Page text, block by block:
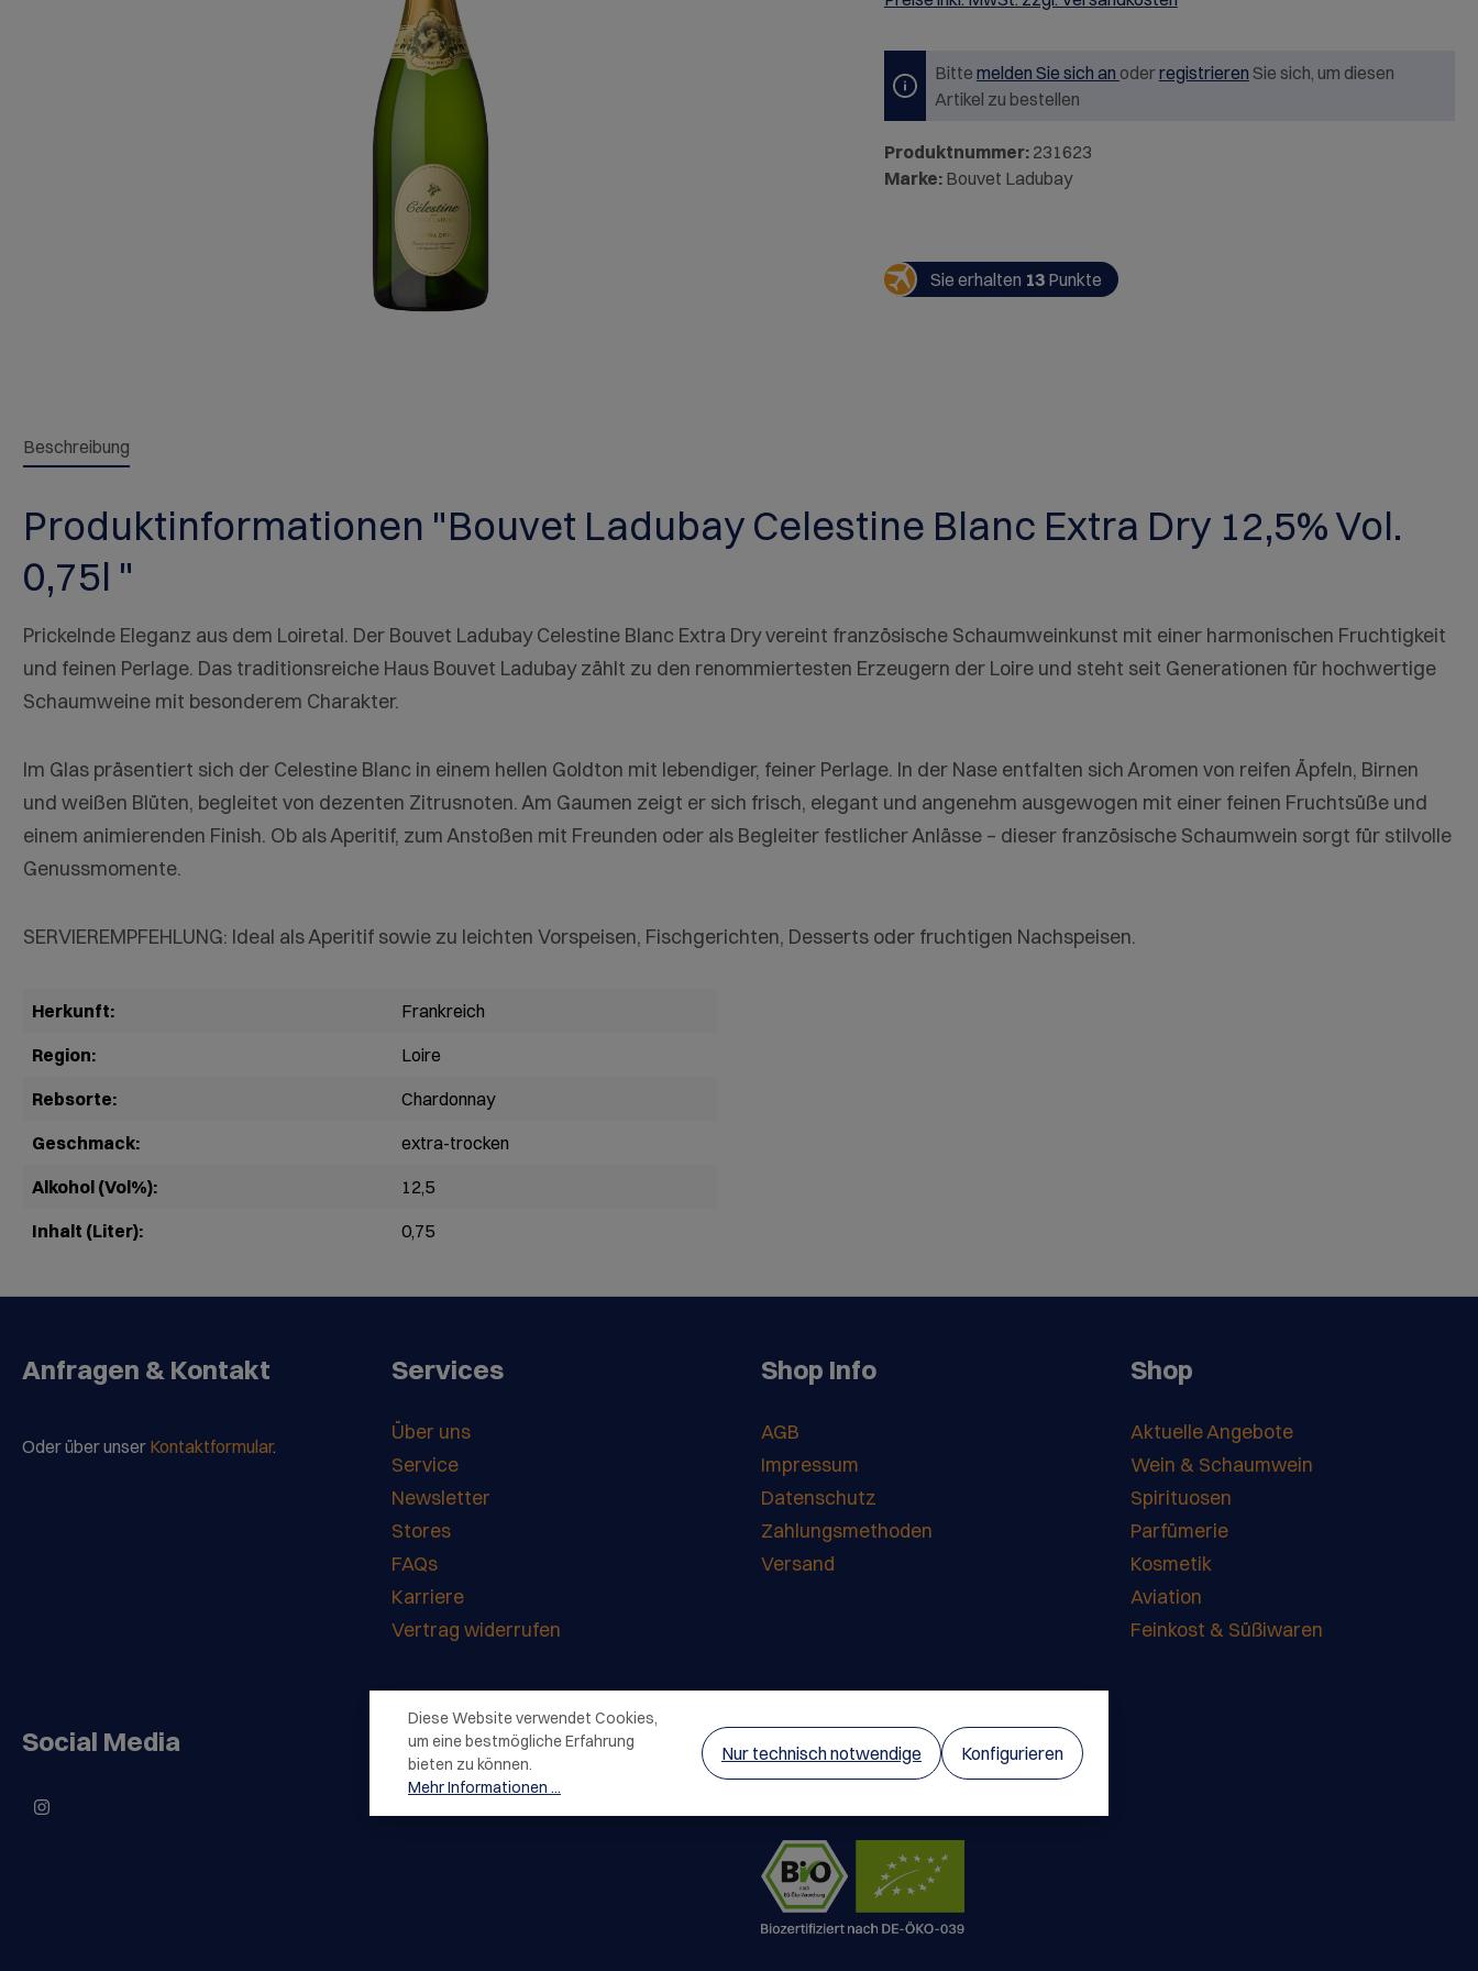
Bitte melden Sie sich an oderregistrieren Sie sich, um diesen
Artikel zu bestellen
Produktnummer: 231623
Marke: Bouvet Ladubay
Sie erhalten 13 Punkte
Beschreibung
Produktinformationen "Bouvet Ladubay Celestine Blanc Extra Dry 12,5% Vol.
0,75l "
Prickelnde Eleganz aus dem Loiretal. Der Bouvet Ladubay Celestine Blanc Extra Dry vereint französische Schaumweinkunst mit einer harmonischen Fruchtigkeit
und feinen Perlage. Das traditionsreiche Haus Bouvet Ladubay zählt zu den renommiertesten Erzeugern der Loire und steht seit Generationen für hochwertige
Schaumweine mit besonderem Charakter.
Im Glas präsentiert sich der Celestine Blanc in einem hellen Goldton mit lebendiger, feiner Perlage. In der Nase entfalten sich Aromen von reifen Äpfeln, Birnen
und weißen Blüten, begleitet von dezenten Zitrusnoten. Am Gaumen zeigt er sich frisch, elegant und angenehm ausgewogen mit einer feinen Fruchtsüße und
einem animierenden Finish. Ob als Aperitif, zum Anstoßen mit Freunden oder als Begleiter festlicher Anlässe – dieser französische Schaumwein sorgt für stilvolle
Genussmomente.
SERVIEREMPFEHLUNG: Ideal als Aperitif sowie zu leichten Vorspeisen, Fischgerichten, Desserts oder fruchtigen Nachspeisen.
Herkunft:
Frankreich
Region:
Loire
Rebsorte:
Chardonnay
Geschmack:
extra-trocken
Alkohol (Vol%):
12,5
Inhalt (Liter):
0,75
Anfragen & Kontakt
Oder über unser Kontaktformular.
Services
Über uns
Service
Newsletter
Stores
FAQs
Karriere
Vertrag widerrufen
Shop Info
AGB
Impressum
Datenschutz
Zahlungsmethoden
Versand
Shop
Aktuelle Angebote
Wein & Schaumwein
Spirituosen
Parfümerie
Kosmetik
Aviation
Feinkost & Süßiwaren
Social Media
Diese Website verwendet Cookies,
um eine bestmögliche Erfahrung
bieten zu können.
Mehr Informationen ...
Nur technisch notwendige Konfigurieren